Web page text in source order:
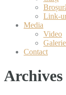
Link-
Media
Video
Contact
Archives